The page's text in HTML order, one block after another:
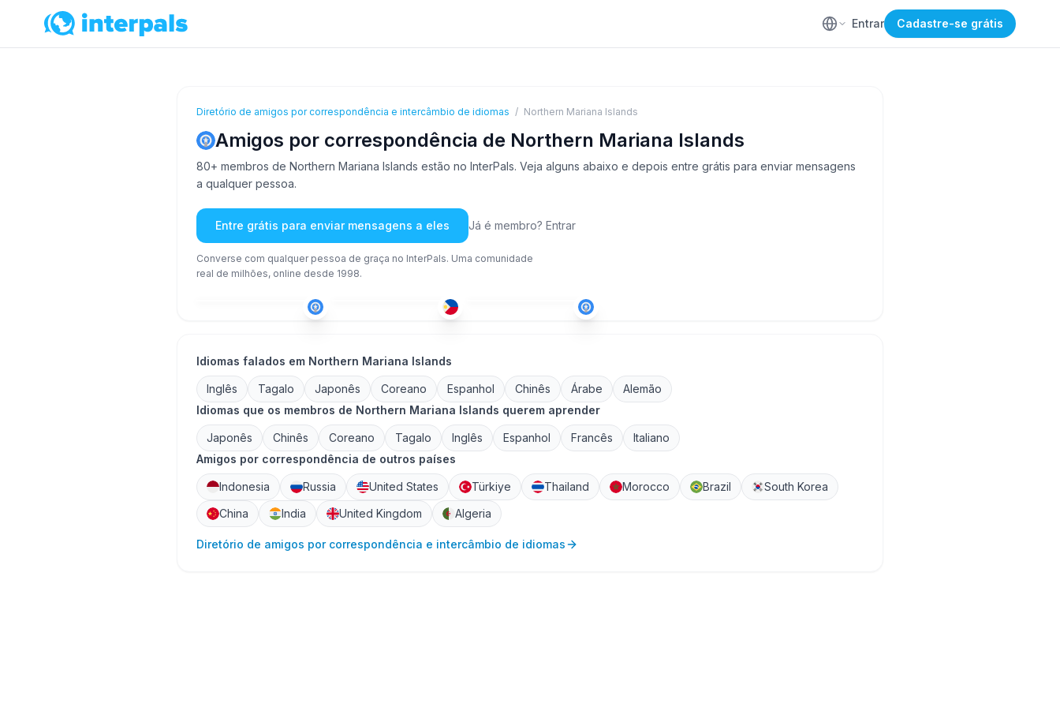
Entrar Cadastre-se grátis
Diretório de amigos por correspondência e intercâmbio de idiomas / Northern Mariana Islands
Amigos por correspondência de Northern Mariana Islands
80+ membros de Northern Mariana Islands estão no InterPals. Veja alguns abaixo e depois entre grátis para enviar mensagens
a qualquer pessoa.
Entre grátis para enviar mensagens a eles Já é membro? Entrar
Converse com qualquer pessoa de graça no InterPals. Uma comunidade
real de milhões, online desde 1998.
ING ING
Idiomas falados em Northern Mariana Islands
Inglês Tagalo Japonês Coreano Espanhol Chinês Árabe
Alemão
Idiomas que os membros de Northern Mariana Islands querem aprender
Japonês Chinês Coreano Tagalo Inglês Espanhol Francês
Italiano
Amigos por correspondência de outros países
Indonesia Russia United States Türkiye Thailand Morocco Brazil
South Korea
China
India United Kingdom Algeria
Diretório de amigos por correspondência e intercâmbio de idiomas